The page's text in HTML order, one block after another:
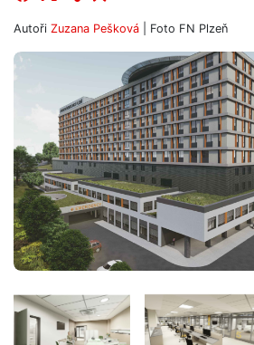
Autoři Zuzana Pešková | Foto FN Plzeň